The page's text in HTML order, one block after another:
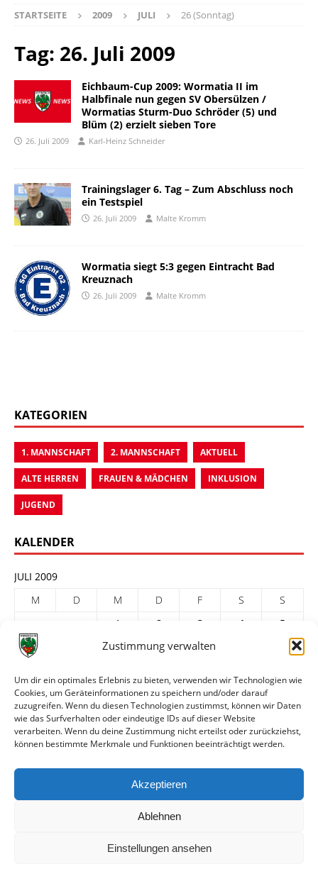
Zustimmung verwalten
Um dir ein optimales Erlebnis zu bieten, verwenden wir Technologien wie
Cookies, um Geräteinformationen zu speichern und/oder darauf
zuzugreifen. Wenn du diesen Technologien zustimmst, können wir Daten
wie das Surfverhalten oder eindeutige IDs auf dieser Website
verarbeiten. Wenn du deine Zustimmung nicht erteilst oder zurückziehst,
können bestimmte Merkmale und Funktionen beeinträchtigt werden.
Akzeptieren
Ablehnen
Einstellungen ansehen
STARTSEITE 2009 JULI 26 (Sonntag)
Tag: 26. Juli 2009
Eichbaum-Cup 2009: Wormatia II im
Halbfinale nun gegen SV Obersülzen /
Wormatias Sturm-Duo Schröder (5) und
Blüm (2) erzielt sieben Tore
26. Juli 2009 Karl-Heinz Schneider
Trainingslager 6. Tag – Zum Abschluss noch
ein Testspiel
26. Juli 2009 Malte Kromm
Wormatia siegt 5:3 gegen Eintracht Bad
Kreuznach
26. Juli 2009 Malte Kromm
KATEGORIEN
1. MANNSCHAFT 2. MANNSCHAFT AKTUELL
ALTE HERREN FRAUEN & MÄDCHEN INKLUSION
JUGEND
KALENDER
JULI 2009
M
D M D F S
S
1
2 3 4
5
6
8 9 10
20
21 22 23 24 25
27
28 29 30
31
« Juni
Aug. »
ARCHIV